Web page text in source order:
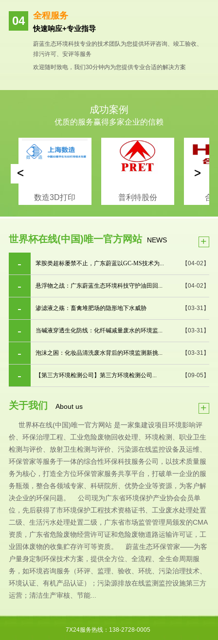
全程服务
快速响应+专业指导
蔚蓝生态环境科技专业的技术团队为您提供环评咨询、竣工验收、
排污许可、安评等服务
欢迎随时致电，我们30分钟内为您提供专业合适的解决方案
成功案例
优质的服务赢得多家企业的信赖
数造3D打印 普利特股份 合
< >
世界杯在线(中国)唯一官方网站 NEWS +
【04-02】
苯胺类超标屡禁不止，广东蔚蓝以GC-MS技术为...
【04-02】
悬浮物之战：广东蔚蓝生态环境科技守护油田回...
【03-31】
渗滤液之殇：畜禽堆肥场的隐形地下水威胁
【03-31】
当碱液穿透生化防线：化纤碱减量废水的环境监...
【03-31】
泡沫之困：化妆品清洗废水背后的环境监测新挑...
【09-05】
【第三方环境检测公司】第三方环境检测公司...
关于我们 About us +
世界杯在线(中国)唯一官方网站 是一家集建设项目环境影响评
价、环保治理工程、工业危险废物回收处理、环境检测、职业卫生
检测与评价、放射卫生检测与评价、污染源在线监控设备及运维、
环保管家等服务于一体的综合性环保科技服务公司，以技术质量服
务为核心，打造全方位环保管家服务共享平台，打破单一企业的服
务瓶颈，整合各领域专家、科研院所、优势企业等资源，为客户解
决企业的环保问题。 公司现为广东省环境保护产业协会会员单
位，先后获得了市环境保护工程技术资格证书、工业废水处理处置
二级、生活污水处理处置二级，广东省市场监管管理局颁发的CMA
资质，广东省危险废物经营许可证和危险废物道路运输许可证，工
业固体废物的收集贮存许可等资质。 蔚蓝生态环保管家——为客
户量身定制环保技术方案，提供全方位、全流程、全生命周期服
务，如环境咨询服务（环评、监理、验收、环统、污染治理技术、
环境认证、有机产品认证）；污染源排放在线监测监控设施第三方
运营；清洁生产审核、节能...
7X24服务热线：138-2728-0005